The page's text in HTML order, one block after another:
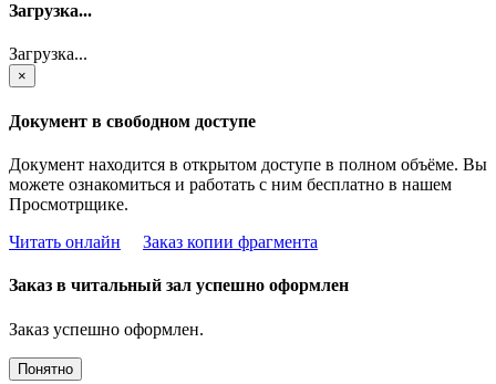
Загрузка...
Загрузка...
×
Документ в свободном доступе
Документ находится в открытом доступе в полном объёме. Вы
можете ознакомиться и работать с ним бесплатно в нашем
Просмотрщике.
Читать онлайн
Заказ копии фрагмента
Заказ в читальный зал успешно оформлен
Заказ успешно оформлен.
Понятно